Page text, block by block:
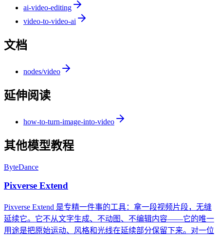
ai-video-editing
video-to-video-ai
文档
nodes/video
延伸阅读
how-to-turn-image-into-video
其他模型教程
ByteDance
Pixverse Extend
Pixverse Extend 是专精一件事的工具：拿一段视频片段，无缝
延续它。它不从文字生成、不动图、不编辑内容——它的唯一
用途是把原始运动、风格和光线在延续部分保留下来。对一位